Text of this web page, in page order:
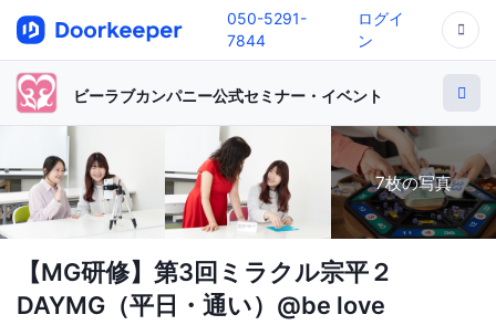
050-5291-
7844
ログイ
ン
ビーラブカンパニー公式セミナー・イベント
7枚の写真
【MG研修】第3回ミラクル宗平２
DAYMG（平日・通い）@be love